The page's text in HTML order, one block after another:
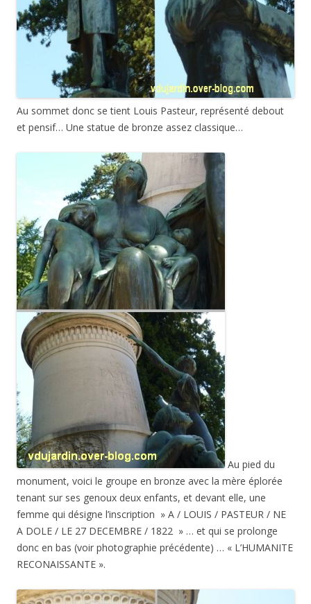
Au sommet donc se tient Louis Pasteur, représenté debout
et pensif… Une statue de bronze assez classique…
Au pied du
monument, voici le groupe en bronze avec la mère éplorée
tenant sur ses genoux deux enfants, et devant elle, une
femme qui désigne l’inscription » A / LOUIS / PASTEUR / NE
A DOLE / LE 27 DECEMBRE / 1822 » … et qui se prolonge
donc en bas (voir photographie précédente) … « L’HUMANITE
RECONAISSANTE ».